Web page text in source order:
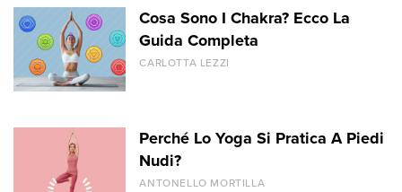
Cosa Sono I Chakra? Ecco La
Guida Completa
CARLOTTA LEZZI
Perché Lo Yoga Si Pratica A Piedi
Nudi?
ANTONELLO MORTILLA